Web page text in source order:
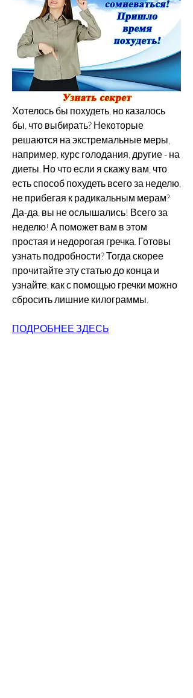
Хотелось бы похудеть, но казалось
бы, что выбирать? Некоторые
решаются на экстремальные меры,
например, курс голодания, другие - на
диеты. Но что если я скажу вам, что
есть способ похудеть всего за неделю,
не прибегая к радикальным мерам?
Да-да, вы не ослышались! Всего за
неделю! А поможет вам в этом
простая и недорогая гречка. Готовы
узнать подробности? Тогда скорее
прочитайте эту статью до конца и
узнайте, как с помощью гречки можно
сбросить лишние килограммы.
ПОДРОБНЕЕ ЗДЕСЬ